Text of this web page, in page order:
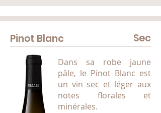
Pinot Blanc Sec
Dans sa robe jaune
pâle, le Pinot Blanc est
un vin sec et léger aux
notes florales et
minérales.